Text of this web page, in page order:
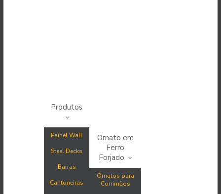
Produtos
Painel Wall
Steel Decks
Barras
Cantoneiras
Ornato em
Ferro
Forjado
Ornatos para
Corrimãos